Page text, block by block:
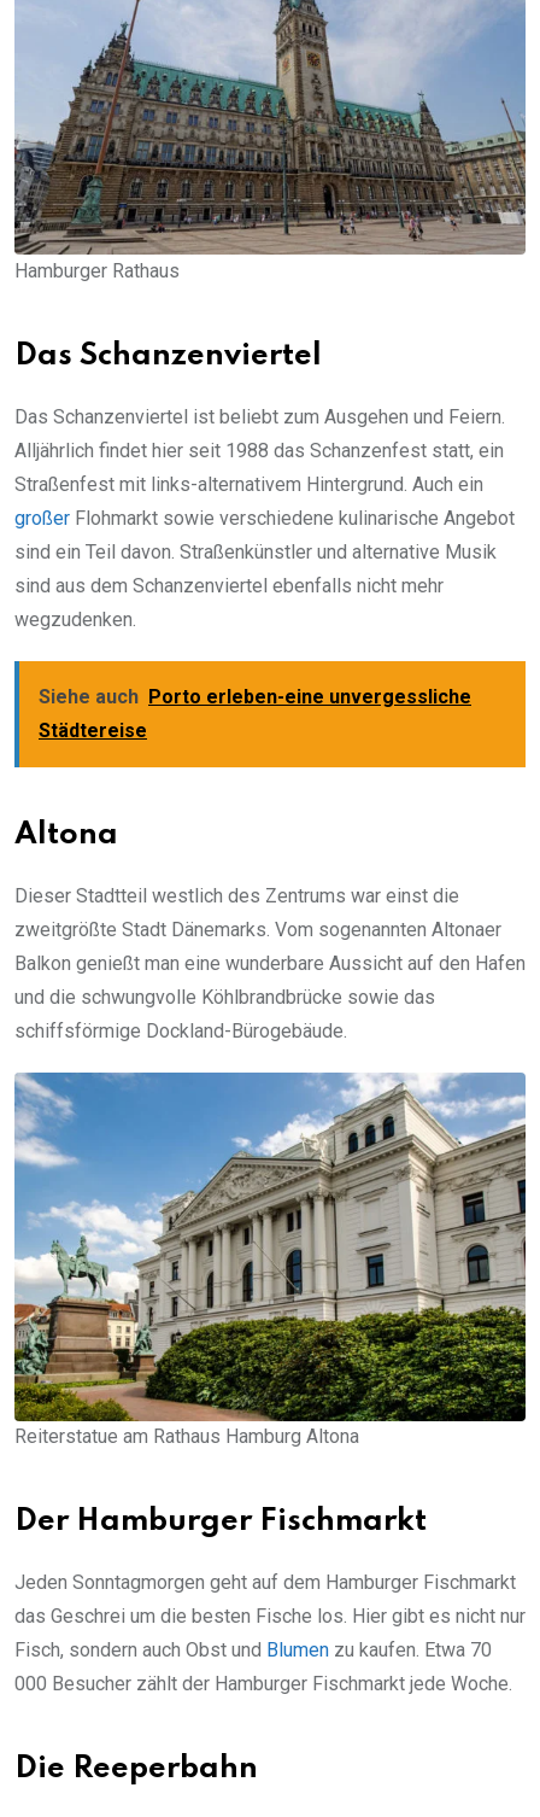
Hamburger Rathaus
Das Schanzenviertel
Das Schanzenviertel ist beliebt zum Ausgehen und Feiern.
Alljährlich findet hier seit 1988 das Schanzenfest statt, ein
Straßenfest mit links-alternativem Hintergrund. Auch ein
großer Flohmarkt sowie verschiedene kulinarische Angebot
sind ein Teil davon. Straßenkünstler und alternative Musik
sind aus dem Schanzenviertel ebenfalls nicht mehr
wegzudenken.
Siehe auch Porto erleben-eine unvergessliche
Städtereise
Altona
Dieser Stadtteil westlich des Zentrums war einst die
zweitgrößte Stadt Dänemarks. Vom sogenannten Altonaer
Balkon genießt man eine wunderbare Aussicht auf den Hafen
und die schwungvolle Köhlbrandbrücke sowie das
schiffsförmige Dockland-Bürogebäude.
Reiterstatue am Rathaus Hamburg Altona
Der Hamburger Fischmarkt
Jeden Sonntagmorgen geht auf dem Hamburger Fischmarkt
das Geschrei um die besten Fische los. Hier gibt es nicht nur
Fisch, sondern auch Obst und Blumen zu kaufen. Etwa 70
000 Besucher zählt der Hamburger Fischmarkt jede Woche.
Die Reeperbahn